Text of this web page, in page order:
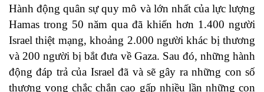
Hành động quân sự quy mô và lớn nhất của lực lượng
Hamas trong 50 năm qua đã khiến hơn 1.400 người
Israel thiệt mạng, khoảng 2.000 người khác bị thương
và 200 người bị bắt đưa về Gaza. Sau đó, những hành
động đáp trả của Israel đã và sẽ gây ra những con số
thương vong chắc chắn cao gấp nhiều lần những con